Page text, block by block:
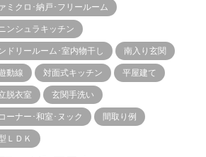
ミクロ･納戸･フリールーム
ンシュラキッチン
ドリールーム･室内物干し 南入り玄関
動線 対面式キッチン 平屋建て
脱衣室 玄関手洗い
ーナー･和室･ヌック 間取り例
ＬＤＫ